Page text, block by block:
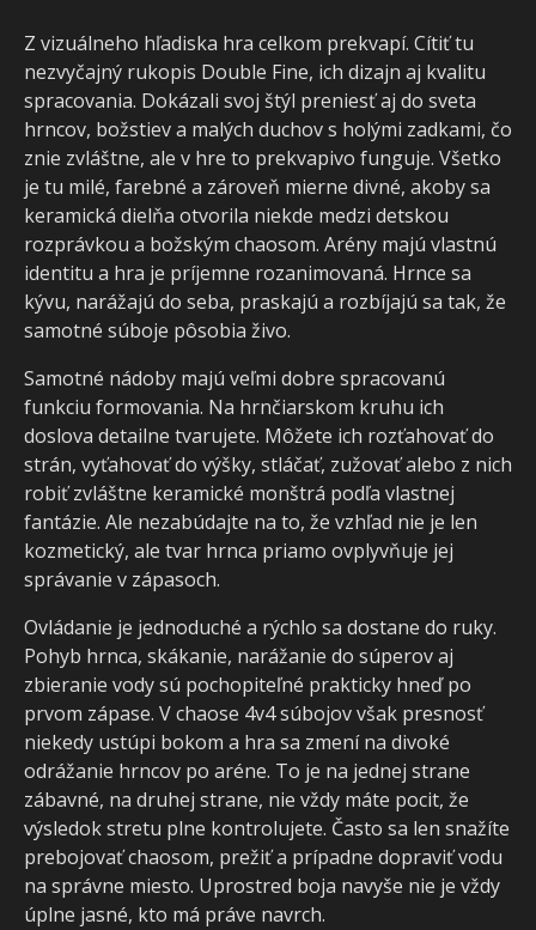
Z vizuálneho hľadiska hra celkom prekvapí. Cítiť tu
nezvyčajný rukopis Double Fine, ich dizajn aj kvalitu
spracovania. Dokázali svoj štýl preniesť aj do sveta
hrncov, božstiev a malých duchov s holými zadkami, čo
znie zvláštne, ale v hre to prekvapivo funguje. Všetko
je tu milé, farebné a zároveň mierne divné, akoby sa
keramická dielňa otvorila niekde medzi detskou
rozprávkou a božským chaosom. Arény majú vlastnú
identitu a hra je príjemne rozanimovaná. Hrnce sa
kývu, narážajú do seba, praskajú a rozbíjajú sa tak, že
samotné súboje pôsobia živo.
Samotné nádoby majú veľmi dobre spracovanú
funkciu formovania. Na hrnčiarskom kruhu ich
doslova detailne tvarujete. Môžete ich rozťahovať do
strán, vyťahovať do výšky, stláčať, zužovať alebo z nich
robiť zvláštne keramické monštrá podľa vlastnej
fantázie. Ale nezabúdajte na to, že vzhľad nie je len
kozmetický, ale tvar hrnca priamo ovplyvňuje jej
správanie v zápasoch.
Ovládanie je jednoduché a rýchlo sa dostane do ruky.
Pohyb hrnca, skákanie, narážanie do súperov aj
zbieranie vody sú pochopiteľné prakticky hneď po
prvom zápase. V chaose 4v4 súbojov však presnosť
niekedy ustúpi bokom a hra sa zmení na divoké
odrážanie hrncov po aréne. To je na jednej strane
zábavné, na druhej strane, nie vždy máte pocit, že
výsledok stretu plne kontrolujete. Často sa len snažíte
prebojovať chaosom, prežiť a prípadne dopraviť vodu
na správne miesto. Uprostred boja navyše nie je vždy
úplne jasné, kto má práve navrch.